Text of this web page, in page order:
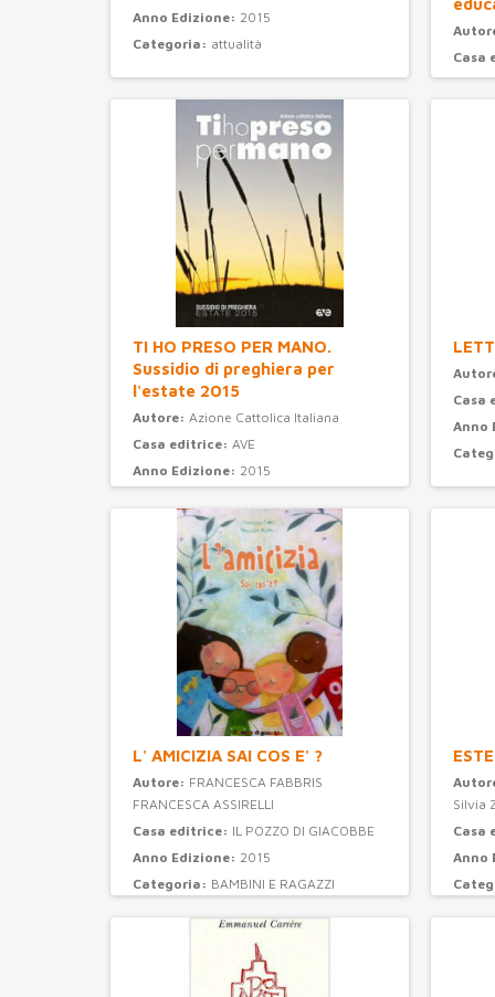
Anno Edizione: 2015
Categoria: attualità
Casa
Anno
TI HO PRESO PER MANO.
Sussidio di preghiera per
l'estate 2015
Autore: Azione Cattolica Italiana
Casa editrice: AVE
Anno Edizione: 2015
Casa
Anno
L' AMICIZIA SAI COS E' ?
Autore: FRANCESCA FABBRIS
FRANCESCA ASSIRELLI
Casa editrice: IL POZZO DI GIACOBBE
Anno Edizione: 2015
Categoria: BAMBINI E RAGAZZI
Silvia
Casa
Anno